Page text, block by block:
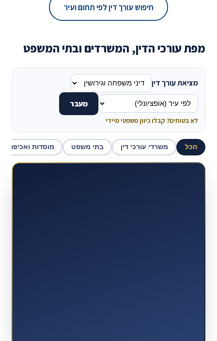
חיפוש עורך דין לפי תחום ועיר
מפת עורכי הדין, המשרדים ובתי המשפט
מציאת עורך דין
מעבר
לא בטוחים? קבלו כיוון משפטי מיידי
הכל משרדי עורכי דין בתי משפט מוסדות ואכיפה